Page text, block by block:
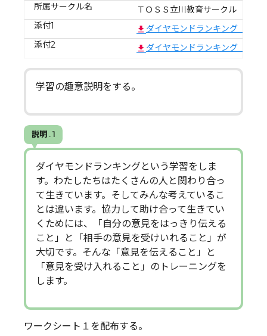
所属サークル名
ＴＯＳＳ立川教育サークル
添付1
ダイヤモンドランキング その
添付2
ダイヤモンドランキング その
学習の趣意説明をする。
説明 . 1
ダイヤモンドランキングという学習をしま
す。わたしたちはたくさんの人と関わり合っ
て生きています。そしてみんな考えているこ
とは違います。協力して助け合って生きてい
くためには、「自分の意見をはっきり伝える
こと」と「相手の意見を受けいれること」が
大切です。そんな「意見を伝えること」と
「意見を受け入れること」のトレーニングを
します。
ワークシート１を配布する。